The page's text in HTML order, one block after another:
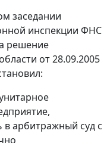
заседании
инспекции ФНС
решение
от 28.09.2005
в арбитражный суд с